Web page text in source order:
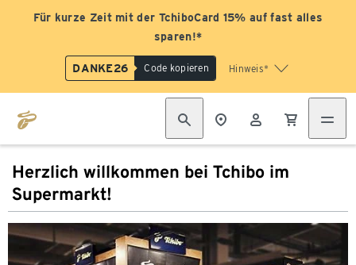
Für kurze Zeit mit der TchiboCard 15% auf fast alles
sparen!*
DANKE26 Code kopieren Hinweis*
Herzlich willkommen bei Tchibo im
Supermarkt!